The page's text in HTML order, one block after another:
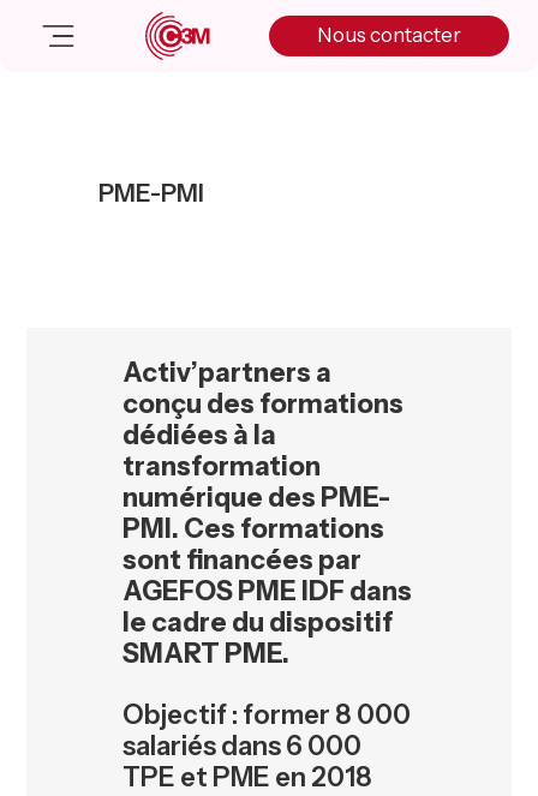
Nous contacter
Salle de presse
Nous contacter
PME-PMI
Activ’partners a
conçu des formations
dédiées à la
transformation
numérique des PME-
PMI. Ces formations
sont financées par
AGEFOS PME IDF dans
le cadre du dispositif
SMART PME.
Objectif : former 8 000
salariés dans 6 000
TPE et PME en 2018